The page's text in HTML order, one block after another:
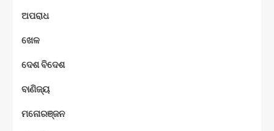
ଅପରାଧ
ଖେଳ
ଦେଶ ବିଦେଶ
ବାଣିଜ୍ୟ
ମନୋରଞ୍ଜନ